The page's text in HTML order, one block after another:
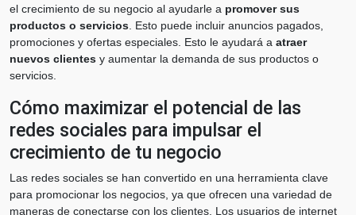
el crecimiento de su negocio al ayudarle a promover sus
productos o servicios. Esto puede incluir anuncios pagados,
promociones y ofertas especiales. Esto le ayudará a atraer
nuevos clientes y aumentar la demanda de sus productos o
servicios.
Cómo maximizar el potencial de las
redes sociales para impulsar el
crecimiento de tu negocio
Las redes sociales se han convertido en una herramienta clave
para promocionar los negocios, ya que ofrecen una variedad de
maneras de conectarse con los clientes. Los usuarios de internet